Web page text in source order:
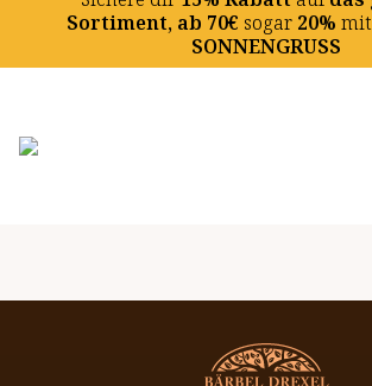
Sortiment, ab 70€ sogar20% mit
SONNENGRUSS
Link